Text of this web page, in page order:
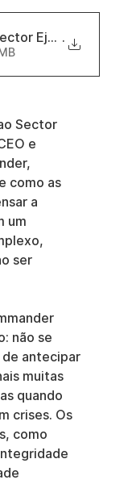
Ejecutivo de
.
1.91MB
Sector
e
como as
a
um
ser
não se
de antecipar
muitas
quando
crises. Os
como